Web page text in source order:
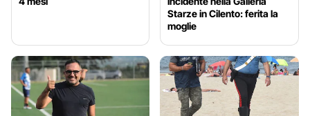
Starze in Cilento: ferita la
moglie